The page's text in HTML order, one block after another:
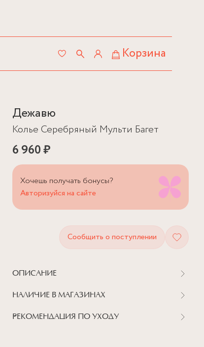
Корзина
Дежавю
Колье Серебряный Мульти Багет
6 960 ₽
Хочешь получать бонусы?
Авторизуйся на сайте
Сообщить о поступлении
ОПИСАНИЕ
НАЛИЧИЕ В МАГАЗИНАХ
РЕКОМЕНДАЦИЯ ПО УХОДУ